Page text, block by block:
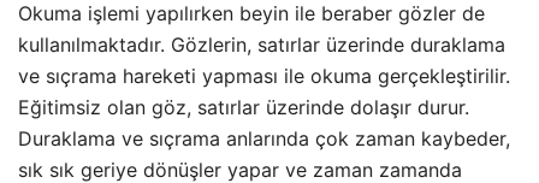
Okuma işlemi yapılırken beyin ile beraber gözler de
kullanılmaktadır. Gözlerin, satırlar üzerinde duraklama
ve sıçrama hareketi yapması ile okuma gerçekleştirilir.
Eğitimsiz olan göz, satırlar üzerinde dolaşır durur.
Duraklama ve sıçrama anlarında çok zaman kaybeder,
sık sık geriye dönüşler yapar ve zaman zamanda